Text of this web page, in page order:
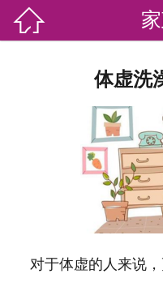

体虚洗
对于体虚的人来说，